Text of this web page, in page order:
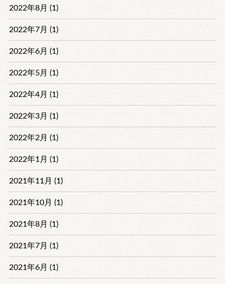
2022年8月 (1)
2022年7月 (1)
2022年6月 (1)
2022年5月 (1)
2022年4月 (1)
2022年3月 (1)
2022年2月 (1)
2022年1月 (1)
2021年11月 (1)
2021年10月 (1)
2021年8月 (1)
2021年7月 (1)
2021年6月 (1)